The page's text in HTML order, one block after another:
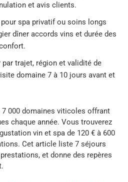
et avis clients.
spa privatif ou soins longs
dîner accords vins et durée des
par trajet, région et validité de
domaine 7 à 10 jours avant et
7 000 domaines viticoles offrant
chaque année. Vous trouverez
vin et spa de 120 € à 600
Cet article liste 7 séjours
et donne des repères